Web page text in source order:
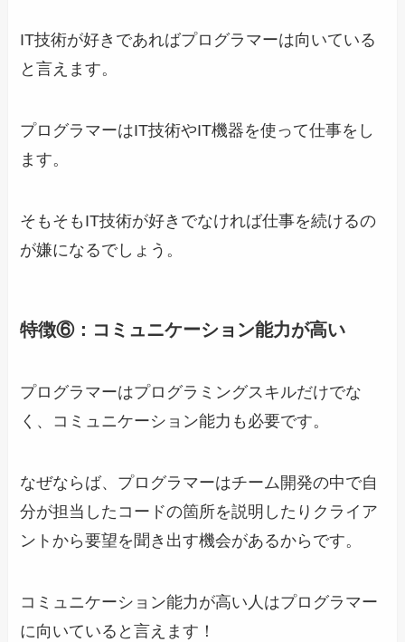
IT技術が好きであればプログラマーは向いている
と言えます。
プログラマーはIT技術やIT機器を使って仕事をし
ます。
そもそもIT技術が好きでなければ仕事を続けるの
が嫌になるでしょう。
特徴⑥：コミュニケーション能力が高い
プログラマーはプログラミングスキルだけでな
く、コミュニケーション能力も必要です。
なぜならば、プログラマーはチーム開発の中で自
分が担当したコードの箇所を説明したりクライア
ントから要望を聞き出す機会があるからです。
コミュニケーション能力が高い人はプログラマー
に向いていると言えます！